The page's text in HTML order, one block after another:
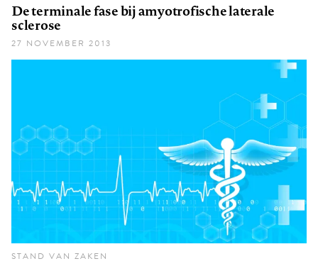
De terminale fase bij amyotrofische laterale
sclerose
27 NOVEMBER 2013
STAND VAN ZAKEN